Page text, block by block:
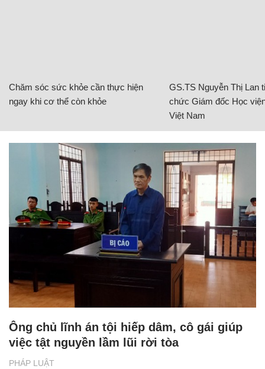
Chăm sóc sức khỏe cần thực hiện
ngay khi cơ thể còn khỏe
GS.TS Nguyễn Thị Lan
chức Giám đốc Học
Việt Nam
PHÁP LUẬT
Ông chủ lĩnh án tội hiếp dâm, cô gái giúp
việc tật nguyền lầm lũi rời tòa